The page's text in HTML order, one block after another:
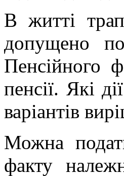
В житті
допущено
Пенсійного
пенсії. Які
варіантів
Можна
факту